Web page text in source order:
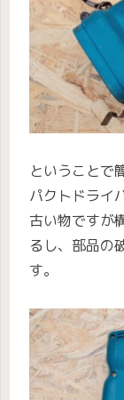
ということで
パクトドライ
古い物ですが
るし、部品の
す。